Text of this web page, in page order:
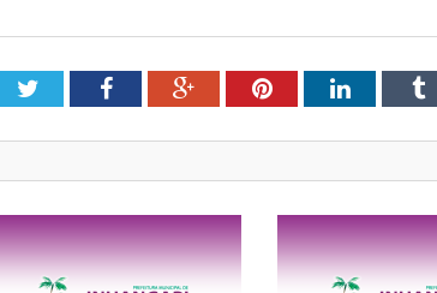
TwitterFacebookGoogle+PinterestLinkedIn